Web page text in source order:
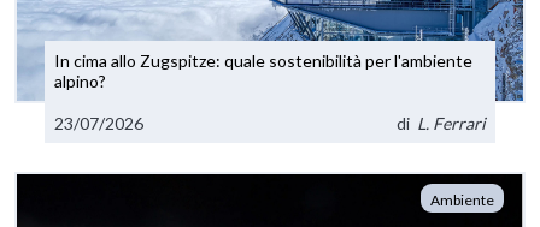
In cima allo Zugspitze: quale sostenibilità per l'ambiente
alpino?
23/07/2026 di L. Ferrari
Ambiente